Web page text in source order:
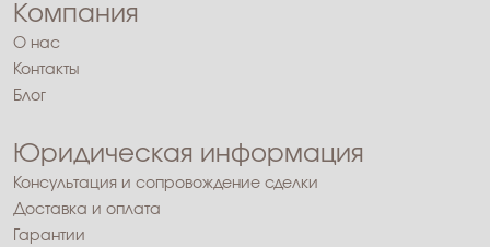
Компания
О нас
Контакты
Блог
Юридическая информация
Консультация и сопровождение сделки
Доставка и оплата
Гарантии